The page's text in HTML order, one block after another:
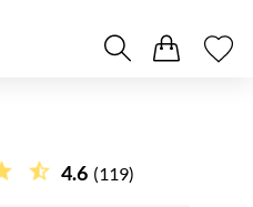
4.6 (119)